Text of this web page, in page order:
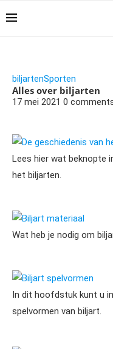
biljartenSporten
Alles over biljarten
17 mei 2021 0
De geschiedenis van
Lees hier wat beknopte
het biljarten.
Biljart materiaal
Wat heb je nodig om
Biljart spelvormen
In dit hoofdstuk kunt u
spelvormen van biljart.